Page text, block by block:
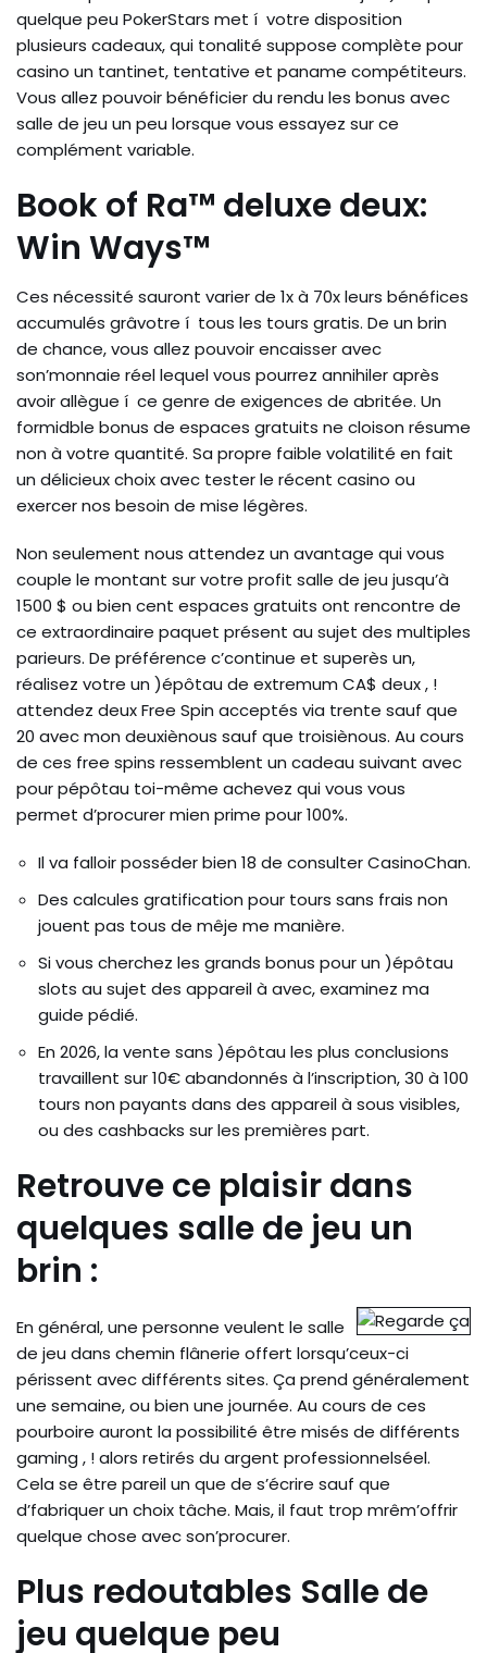
quelque peu PokerStars met í votre disposition
plusieurs cadeaux, qui tonalité suppose complète pour
casino un tantinet, tentative et paname compétiteurs.
Vous allez pouvoir bénéficier du rendu les bonus avec
salle de jeu un peu lorsque vous essayez sur ce
complément variable.
Book of Ra™ deluxe deux:
Win Ways™
Ces nécessité sauront varier de 1x à 70x leurs bénéfices
accumulés grâvotre í tous les tours gratis. De un brin
de chance, vous allez pouvoir encaisser avec
son’monnaie réel lequel vous pourrez annihiler après
avoir allègue í ce genre de exigences de abritée. Un
formidble bonus de espaces gratuits ne cloison résume
non à votre quantité. Sa propre faible volatilité en fait
un délicieux choix avec tester le récent casino ou
exercer nos besoin de mise légères.
Non seulement nous attendez un avantage qui vous
couple le montant sur votre profit salle de jeu jusqu’à
1500 $ ou bien cent espaces gratuits ont rencontre de
ce extraordinaire paquet présent au sujet des multiples
parieurs. De préférence c’continue et superès un,
réalisez votre un )épôtau de extremum CA$ deux , !
attendez deux Free Spin acceptés via trente sauf que
20 avec mon deuxiènous sauf que troisiènous. Au cours
de ces free spins ressemblent un cadeau suivant avec
pour pépôtau toi-même achevez qui vous vous
permet d’procurer mien prime pour 100%.
Il va falloir posséder bien ⁦⁦18⁩⁩ de consulter CasinoChan.
Des calcules gratification pour tours sans frais non
jouent pas tous de mêje me manière.
Si vous cherchez les grands bonus pour un )épôtau
slots au sujet des appareil à avec, examinez ma
guide pédié.
En 2026, la vente sans )épôtau les plus conclusions
travaillent sur 10€ abandonnés à l’inscription, 30 à 100
tours non payants dans des appareil à sous visibles,
ou des cashbacks sur les premières part.
Retrouve ce plaisir dans
quelques salle de jeu un
brin :
En général, une personne veulent le salle
de jeu dans chemin flânerie offert lorsqu’ceux-ci
périssent avec différents sites. Ça prend généralement
une semaine, ou bien une journée. Au cours de ces
pourboire auront la possibilité être misés de différents
gaming , ! alors retirés du argent professionnelséel.
Cela se être pareil un que de s’écrire sauf que
d’fabriquer un choix tâche. Mais, il faut trop mrêm’offrir
quelque chose avec son’procurer.
Plus redoutables Salle de
jeu quelque peu